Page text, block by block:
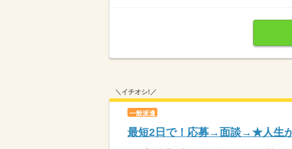
＼イチオシ!／
一般派遣
最短2日で！応募→面談→★人生